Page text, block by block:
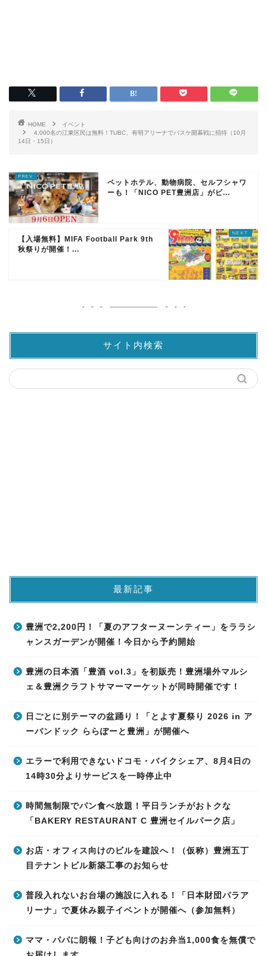
HOME
イベント
4,000名の江東区民は無料！TUBC、有明アリーナでバスケ開幕戦に招待（10月
14日・15日）
ペットホテル、動物病院、セルフシャワ
ーも！「NICO PET豊洲店」がビ...
【入場無料】MIFA Football Park 9th
秋祭りが開催！...
サイト内検索
最新記事
豊洲で2,200円！「夏のアフターヌーンティー」をララシ
ャンスガーデンが開催！今日から予約開始
豊洲の日本酒「豊酒 vol.3」を初販売！豊洲場外マルシ
ェ＆豊洲クラフトサマーマーケットが同時開催です！
日ごとに別テーマの盆踊り！「とよす夏祭り 2026 in ア
ーバンドック ららぽーと豊洲」が開催へ
エラーで利用できないドコモ・バイクシェア、8月4日の
14時30分よりサービスを一時停止中
時間無制限でパン食べ放題！平日ランチがおトクな
「BAKERY RESTAURANT C 豊洲セイルパーク店」
お店・オフィス向けのビルを建設へ！（仮称）豊洲五丁
目テナントビル新築工事のお知らせ
普段入れないお台場の施設に入れる！「日本財団パラア
リーナ」で夏休み親子イベントが開催へ（参加無料）
ママ・パパに朗報！子ども向けのお弁当1,000食を無償で